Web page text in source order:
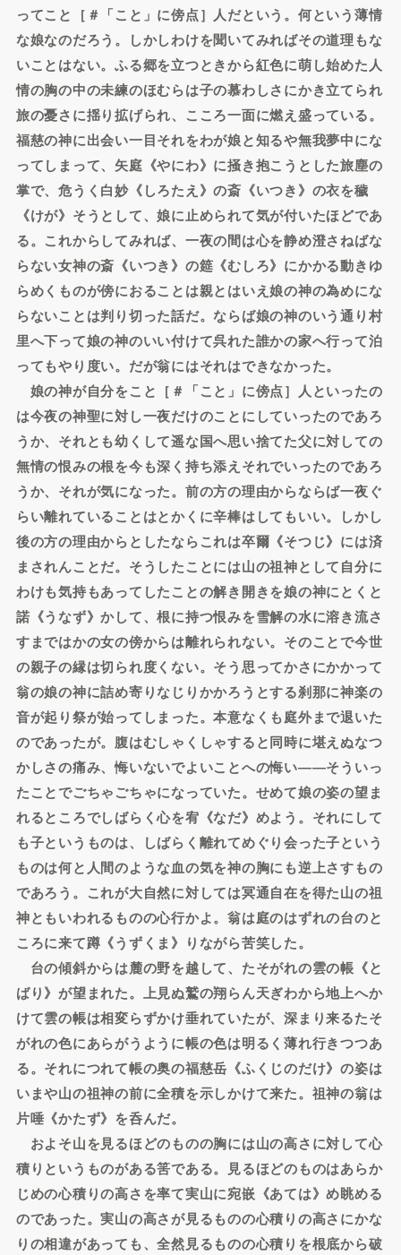
ってこと［＃「こと」に傍点］人だという。何という薄情
な娘なのだろう。しかしわけを聞いてみればその道理もな
いことはない。ふる郷を立つときから紅色に萌し始めた人
情の胸の中の未練のほむらは子の慕わしさにかき立てられ
旅の憂さに揺り拡げられ、こころ一面に燃え盛っている。
福慈の神に出会い一目それをわが娘と知るや無我夢中にな
ってしまって、矢庭《やにわ》に掻き抱こうとした旅塵の
掌で、危うく白妙《しろたえ》の斎《いつき》の衣を穢
《けが》そうとして、娘に止められて気が付いたほどであ
る。これからしてみれば、一夜の間は心を静め澄さねばな
らない女神の斎《いつき》の筵《むしろ》にかかる動きゆ
らめくものが傍におることは親とはいえ娘の神の為めにな
らないことは判り切った話だ。ならば娘の神のいう通り村
里へ下って娘の神のいい付けて呉れた誰かの家へ行って泊
ってもやり度い。だが翁にはそれはできなかった。
娘の神が自分をこと［＃「こと」に傍点］人といったの
は今夜の神聖に対し一夜だけのことにしていったのであろ
うか、それとも幼くして遥な国へ思い捨てた父に対しての
無情の恨みの根を今も深く持ち添えそれでいったのであろ
うか、それが気になった。前の方の理由からならば一夜ぐ
らい離れていることはとかくに辛棒はしてもいい。しかし
後の方の理由からとしたならこれは卒爾《そつじ》には済
まされんことだ。そうしたことには山の祖神として自分に
わけも気持もあってしたことの解き開きを娘の神にとくと
諾《うなず》かして、根に持つ恨みを雪解の水に溶き流さ
すまではかの女の傍からは離れられない。そのことで今世
の親子の縁は切られ度くない。そう思ってかさにかかって
翁の娘の神に詰め寄りなじりかかろうとする刹那に神楽の
音が起り祭が始ってしまった。本意なくも庭外まで退いた
のであったが。腹はむしゃくしゃすると同時に堪えぬなつ
かしさの痛み、悔いないでよいことへの悔い――そういっ
たことでごちゃごちゃになっていた。せめて娘の姿の望ま
れるところでしばらく心を宥《なだ》めよう。それにして
も子というものは、しばらく離れてめぐり会った子という
ものは何と人間のような血の気を神の胸にも逆上さすもの
であろう。これが大自然に対しては冥通自在を得た山の祖
神ともいわれるものの心行かよ。翁は庭のはずれの台のと
ころに来て蹲《うずくま》りながら苦笑した。
台の傾斜からは麓の野を越して、たそがれの雲の帳《と
ばり》が望まれた。上見ぬ鷲の翔らん天ぎわから地上へか
けて雲の帳は相変らずかけ垂れていたが、深まり来るたそ
がれの色にあらがうように帳の色は明るく薄れ行きつつあ
る。それにつれて帳の奥の福慈岳《ふくじのだけ》の姿は
いまや山の祖神の前に全積を示しかけて来た。祖神の翁は
片唾《かたず》を呑んだ。
およそ山を見るほどのものの胸には山の高さに対して心
積りというものがある筈である。見るほどのものはあらか
じめの心積りの高さを率て実山に宛嵌《あては》め眺める
のであった。実山の高さが見るものの心積りの高さにかな
りの相違があっても、全然見るものの心積りを根底から破